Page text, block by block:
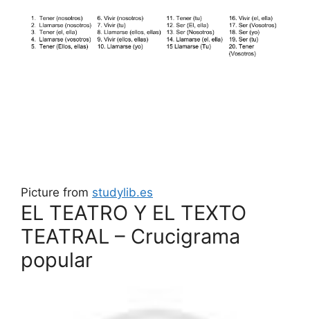
Picture from studylib.es
EL TEATRO Y EL TEXTO
TEATRAL – Crucigrama
popular